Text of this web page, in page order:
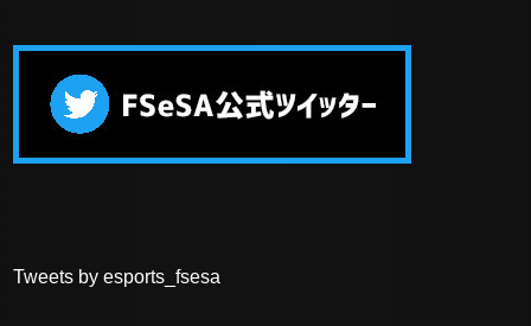
Tweets by esports_fsesa